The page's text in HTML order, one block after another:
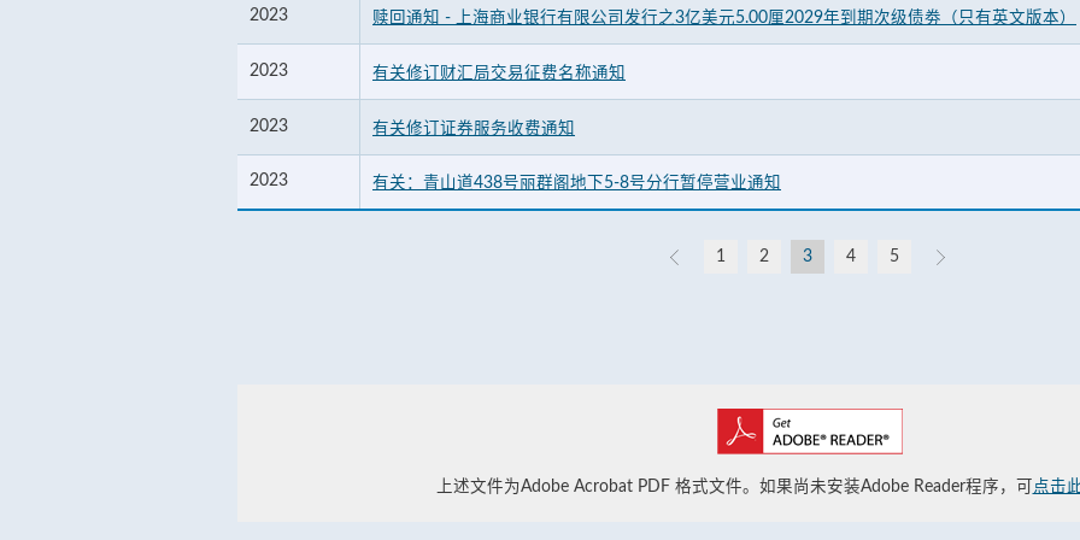
2023 赎回通知 - 上海商业银行有限公司发行之3亿美元5.00厘2029年到期次级债劵（只有英文版本）
2023 有关修订财汇局交易征费名称通知
2023 有关修订证券服务收费通知
2023 有关：青山道438号丽群阁地下5-8号分行暂停营业通知
1 2 3 4 5
上述文件为Adobe Acrobat PDF 格式文件。如果尚未安装Adobe Reader程序，可 点击